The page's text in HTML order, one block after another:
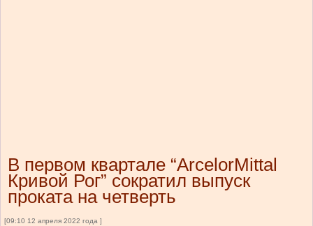
В первом квартале “ArcelorMittal
Кривой Рог” сократил выпуск
проката на четверть
[09:10 12 апреля 2022 года ]